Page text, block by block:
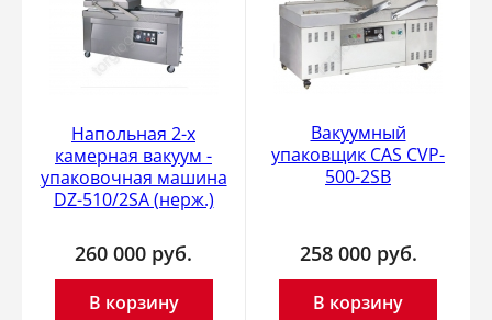
Напольная 2-x
камерная вакуум -
упаковочная машина
DZ-510/2SA (нерж.)
260 000 руб.
В корзину
Вакуумный
упаковщик CAS CVP-
500-2SB
258 000 руб.
В корзину